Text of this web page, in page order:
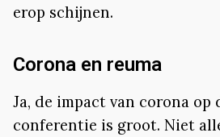
erop schijnen.
Corona en reuma
Ja, de impact van corona op
conferentie is groot. Niet